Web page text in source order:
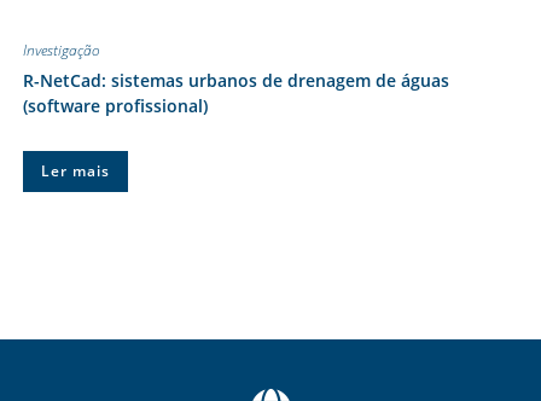
Investigação
R-NetCad: sistemas urbanos de drenagem de águas
(software profissional)
Ler mais